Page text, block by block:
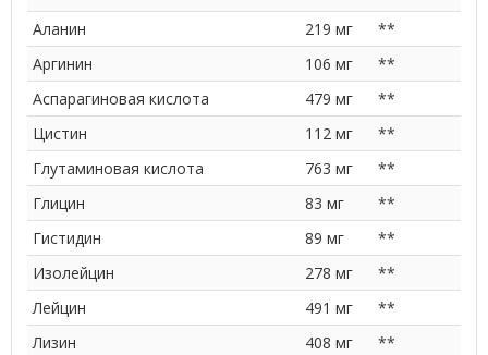
Аланин
219 мг
**
Аргинин
106 мг
**
Аспарагиновая кислота
479 мг
**
Цистин
112 мг
**
Глутаминовая кислота
763 мг
**
Глицин
83 мг
**
Гистидин
89 мг
**
Изолейцин
278 мг
**
Лейцин
491 мг
**
Лизин
408 мг
**